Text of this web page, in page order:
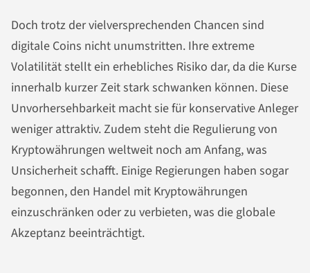
Doch trotz der vielversprechenden Chancen sind
digitale Coins nicht unumstritten. Ihre extreme
Volatilität stellt ein erhebliches Risiko dar, da die Kurse
innerhalb kurzer Zeit stark schwanken können. Diese
Unvorhersehbarkeit macht sie für konservative Anleger
weniger attraktiv. Zudem steht die Regulierung von
Kryptowährungen weltweit noch am Anfang, was
Unsicherheit schafft. Einige Regierungen haben sogar
begonnen, den Handel mit Kryptowährungen
einzuschränken oder zu verbieten, was die globale
Akzeptanz beeinträchtigt.